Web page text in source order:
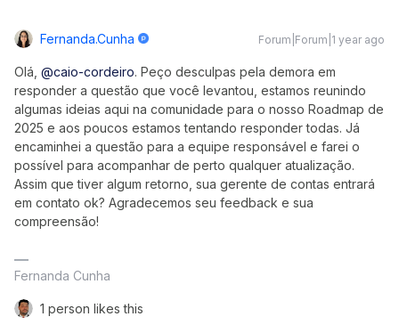
Fernanda.cunha Forum|Forum|1 year ago
Olá, ​ @caio-cordeiro. Peço desculpas pela demora em
responder a questão que você levantou, estamos reunindo
algumas ideias aqui na comunidade para o nosso Roadmap de
2025 e aos poucos estamos tentando responder todas. Já
encaminhei a questão para a equipe responsável e farei o
possível para acompanhar de perto qualquer atualização.
Assim que tiver algum retorno, sua gerente de contas entrará
em contato ok? Agradecemos seu feedback e sua
compreensão!
Fernanda Cunha
1 person likes this